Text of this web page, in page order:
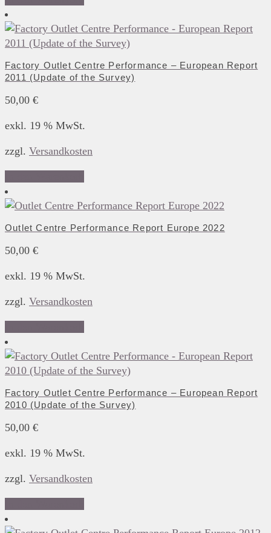
Factory Outlet Centre Performance – European Report
2011 (Update of the Survey)
50,00 €
exkl. 19 % MwSt.
zzgl. Versandkosten
Outlet Centre Performance Report Europe 2022
50,00 €
exkl. 19 % MwSt.
zzgl. Versandkosten
Factory Outlet Centre Performance – European Report
2010 (Update of the Survey)
50,00 €
exkl. 19 % MwSt.
zzgl. Versandkosten